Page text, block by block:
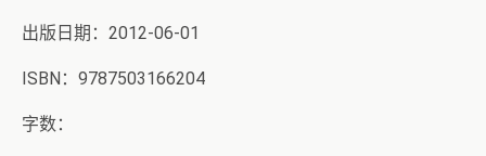
出版日期：2012-06-01
ISBN：9787503166204
字数：